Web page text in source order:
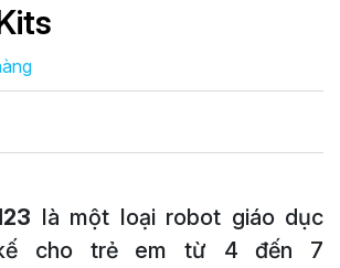
là một loại robot giáo dục
cho trẻ em từ 4 đến 7